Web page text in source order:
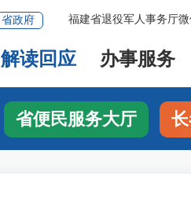
福建省退役军人事务厅
省政府
解读回应 办事服务
省便民服务大厅